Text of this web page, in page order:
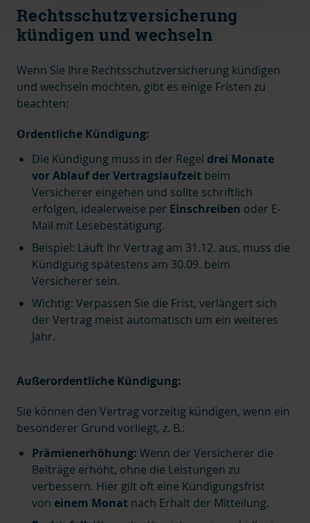
Rechtsschutzversicherung
kündigen und wechseln
Wenn Sie Ihre Rechtsschutzversicherung kündigen
und wechseln möchten, gibt es einige Fristen zu
beachten:
Ordentliche Kündigung:
Die Kündigung muss in der Regel drei Monate
vor Ablauf der Vertragslaufzeit beim
Versicherer eingehen und sollte schriftlich
erfolgen, idealerweise per Einschreiben oder E-
Mail mit Lesebestätigung.
Beispiel: Läuft Ihr Vertrag am 31.12. aus, muss die
Kündigung spätestens am 30.09. beim
Versicherer sein.
Wichtig: Verpassen Sie die Frist, verlängert sich
der Vertrag meist automatisch um ein weiteres
Jahr.
Außerordentliche Kündigung:
Sie können den Vertrag vorzeitig kündigen, wenn ein
besonderer Grund vorliegt, z. B.:
Prämienerhöhung: Wenn der Versicherer die
Beiträge erhöht, ohne die Leistungen zu
verbessern. Hier gilt oft eine Kündigungsfrist
von einem Monat nach Erhalt der Mitteilung.